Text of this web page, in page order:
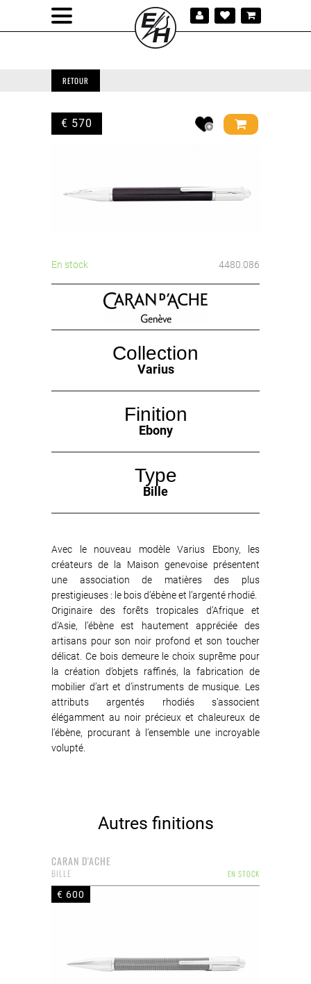
RETOUR
€ 570
En stock 4480.086
Collection
Varius
Finition
Ebony
Type
Bille
Avec le nouveau modèle Varius Ebony, les
créateurs de la Maison genevoise présentent
une association de matières des plus
prestigieuses : le bois d’ébène et l’argenté rhodié.
Originaire des forêts tropicales d’Afrique et
d’Asie, l’ébène est hautement appréciée des
artisans pour son noir profond et son toucher
délicat. Ce bois demeure le choix suprême pour
la création d’objets raffinés, la fabrication de
mobilier d’art et d’instruments de musique. Les
attributs argentés rhodiés s’associent
élégamment au noir précieux et chaleureux de
l’ébène, procurant à l’ensemble une incroyable
volupté.
Autres finitions
CARAN D'ACHE
EN STOCK
BILLE
€ 600